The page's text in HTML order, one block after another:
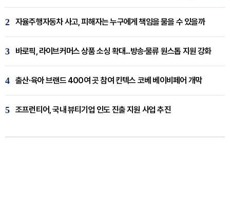
2 자율주행자동차 사고, 피해자는 누구에게 책임을 물을 수 있을까
3 바로픽, 라이브커머스 상품 소싱 확대...방송·물류 원스톱 지원 강화
4 출산·육아 브랜드 400여 곳 참여 킨텍스 코베 베이비페어 개막
5 조프런티어, 국내 뷰티기업 인도 진출 지원 사업 추진